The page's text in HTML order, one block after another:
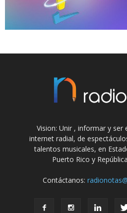
Vision: Unir , informar y
internet radial, de
talentos musicales, en
Puerto Rico y
Contáctanos: